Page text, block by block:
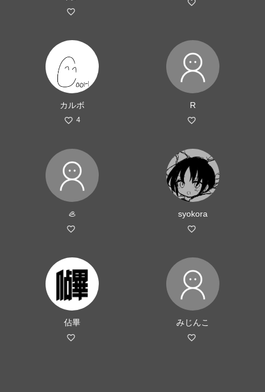
カルボ
4
R
🦪 syokora
佔畢 みじんこ